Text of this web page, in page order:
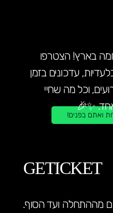
ואתם בפנים!
בארץ! הצטרפו
עדכונים בזמן
וכל מה שחיי
✨🎉
GETICKET
מההתחלה ועד הסוף.